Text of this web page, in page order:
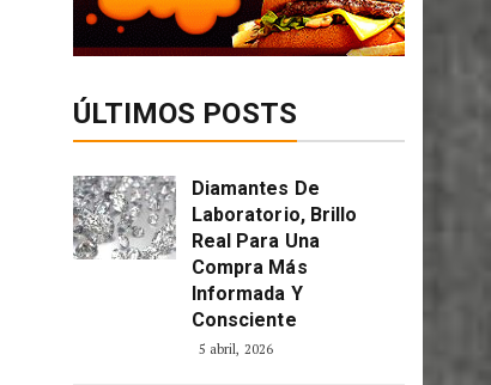
ÚLTIMOS POSTS
Diamantes De
Laboratorio, Brillo
Real Para Una
Compra Más
Informada Y
Consciente
5 abril, 2026